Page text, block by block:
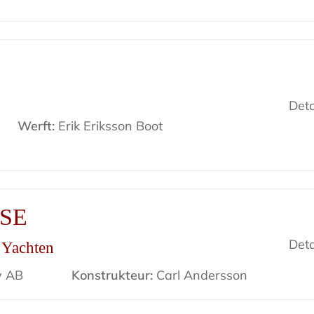
Werft:Erik Eriksson Boot
AB Konstrukteur:Carl Andersson